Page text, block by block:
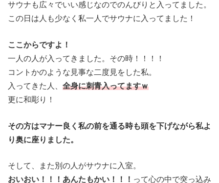
サウナも広々でいい感じなのでのんびりと入ってました。
この日は人も少なく私一人でサウナに入ってました！
ここからですよ！
一人の人が入ってきました。その時！！！！
コントかのような見事な二度見をした私。
入ってきた人、 全身に刺青入ってますｗ
更に和彫り！
その方はマナー良く私の前を通る時も頭を下げながら私よ
り奥に座りました。
そして、また別の人がサウナに入室。
おいおい！！！あんたもかい！！！ って心の中で突っ込み